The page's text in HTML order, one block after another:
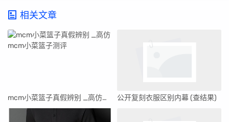
相关文章
mcm小菜篮子真假辨别 _高仿mcm小菜篮子测评 公开复刻衣服区别内幕 (查结果)